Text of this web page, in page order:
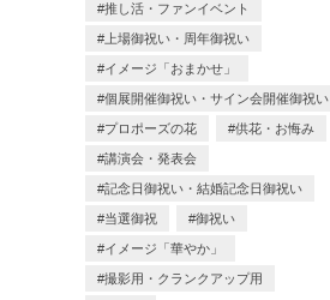
推し活・ファンイベント
上場御祝い・周年御祝い
イメージ「おまかせ」
個展開催御祝い・サイン会開催御祝い
プロポーズの花 供花・お悔み
講演会・発表会
記念日御祝い・結婚記念日御祝い
当選御祝 御祝い
イメージ「華やか」
撮影用・クランクアップ用